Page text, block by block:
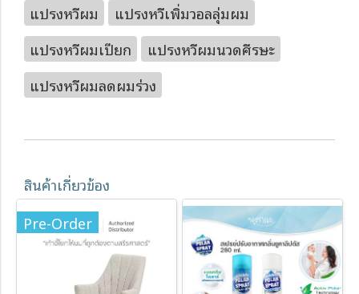
แปรงหวีผม
แปรงหวีเพิ่มวอลลุ่มผม
แปรงหวีผมเปียก
แปรงหวีผมนวดศีรษะ
แปรงหวีผมลดผมร่วง
สินค้าเกี่ยวข้อง
Pre-Order